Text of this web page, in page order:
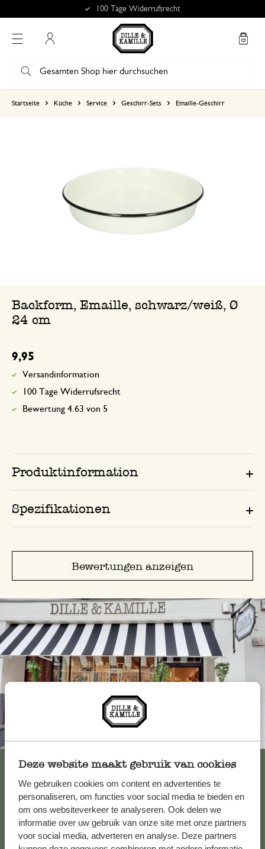
Deze website maakt gebruik van cookies
We gebruiken cookies om content en advertenties te
personaliseren, om functies voor social media te bieden en
om ons websiteverkeer te analyseren. Ook delen we
informatie over uw gebruik van onze site met onze partners
voor social media, adverteren en analyse. Deze partners
100 Tage Widerrufsrecht
Startseite Küche Service Geschirr-Sets Emaille-Geschirr
Backform, Emaille, schwarz/weiß, Ø
24 cm
9,95
Versandinformation
100 Tage Widerrufsrecht
Bewertung 4.63 von 5
Produktinformation
Spezifikationen
Bewertungen anzeigen
Immer in der Nähe
Alle 62 Geschäfte anzeigen
Kundenservice/Hilfe
Falls Sie Fragen haben oder Tipps und Hilfe brauchen, wenden